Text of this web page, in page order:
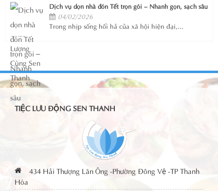
Dịch vụ dọn nhà đón Tết trọn gói – Nhanh gọn, sạch sâu
04/02/2026
Trong nhịp sống hối hả của xã hội hiện đại,...
TIỆC LƯU ĐỘNG SEN THANH
434 Hải Thượng Lãn Ông -Phường Đông Vệ -TP Thanh
Hóa